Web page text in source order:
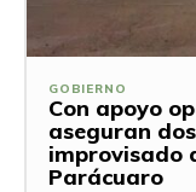
GOBIERNO
Con apoyo
aseguran
improvisado
Parácuaro